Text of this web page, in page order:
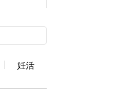
妊活